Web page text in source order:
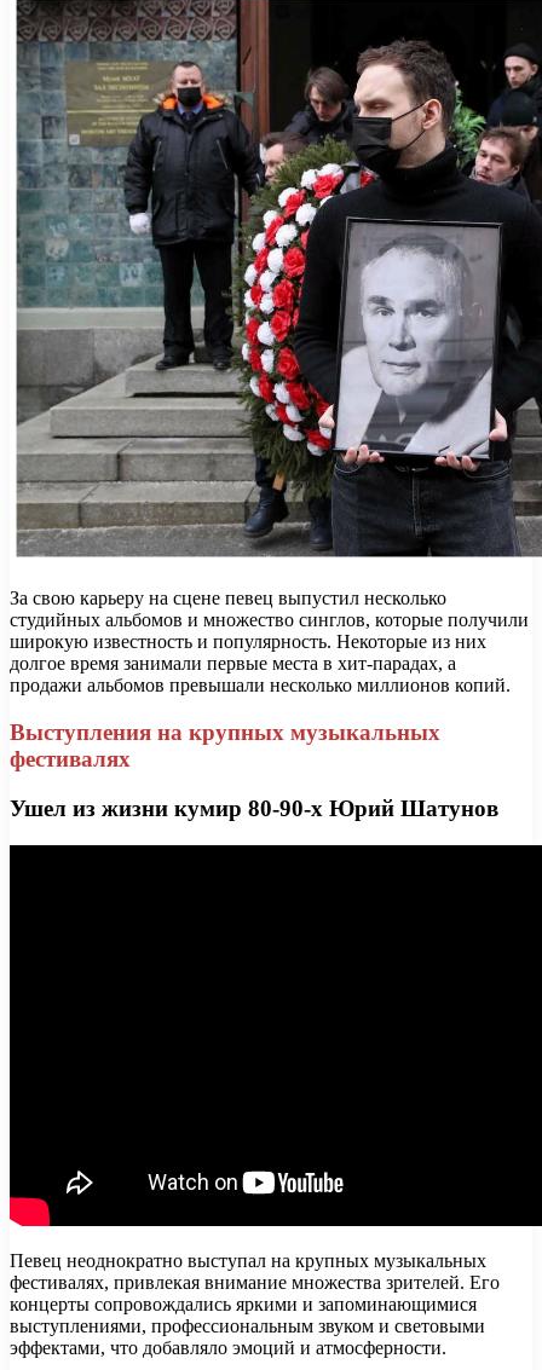
За свою карьеру на сцене певец выпустил несколько
студийных альбомов и множество синглов, которые получили
широкую известность и популярность. Некоторые из них
долгое время занимали первые места в хит-парадах, а
продажи альбомов превышали несколько миллионов копий.
Выступления на крупных музыкальных
фестивалях
Ушел из жизни кумир 80-90-х Юрий Шатунов
Певец неоднократно выступал на крупных музыкальных
фестивалях, привлекая внимание множества зрителей. Его
концерты сопровождались яркими и запоминающимися
выступлениями, профессиональным звуком и световыми
эффектами, что добавляло эмоций и атмосферности.